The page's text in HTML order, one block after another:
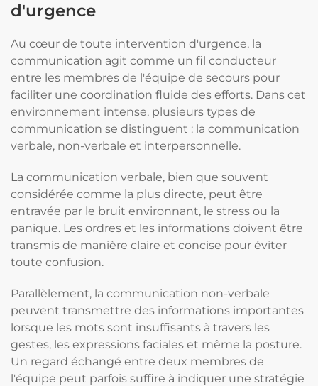
d'urgence
Au cœur de toute intervention d'urgence, la
communication agit comme un fil conducteur
entre les membres de l'équipe de secours pour
faciliter une coordination fluide des efforts. Dans cet
environnement intense, plusieurs types de
communication se distinguent : la communication
verbale, non-verbale et interpersonnelle.
La communication verbale, bien que souvent
considérée comme la plus directe, peut être
entravée par le bruit environnant, le stress ou la
panique. Les ordres et les informations doivent être
transmis de manière claire et concise pour éviter
toute confusion.
Parallèlement, la communication non-verbale
peuvent transmettre des informations importantes
lorsque les mots sont insuffisants à travers les
gestes, les expressions faciales et même la posture.
Un regard échangé entre deux membres de
l'équipe peut parfois suffire à indiquer une stratégie